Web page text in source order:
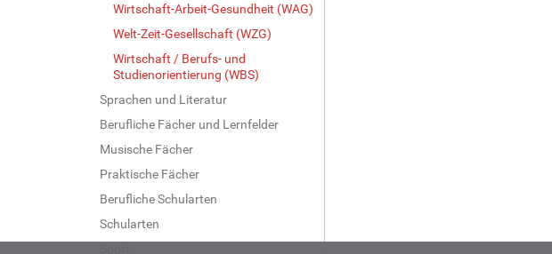
Wirtschaft-Arbeit-Gesundheit (WAG)
Welt-Zeit-Gesellschaft (WZG)
Wirtschaft / Berufs- und
Studienorientierung (WBS)
Sprachen und Literatur
Berufliche Fächer und Lernfelder
Musische Fächer
Praktische Fächer
Berufliche Schularten
Schularten